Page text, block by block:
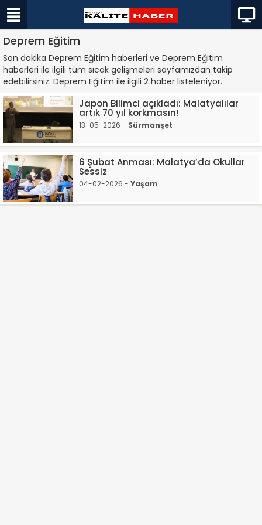
Deprem Eğitim
Son dakika Deprem Eğitim haberleri ve Deprem Eğitim
haberleri ile ilgili tüm sıcak gelişmeleri sayfamızdan takip
edebilirsiniz. Deprem Eğitim ile ilgili 2 haber listeleniyor.
Japon Bilimci açıkladı: Malatyalılar
artık 70 yıl korkmasın!
13-05-2026 - Sürmanşet
6 Şubat Anması: Malatya’da Okullar
Sessiz
04-02-2026 - Yaşam